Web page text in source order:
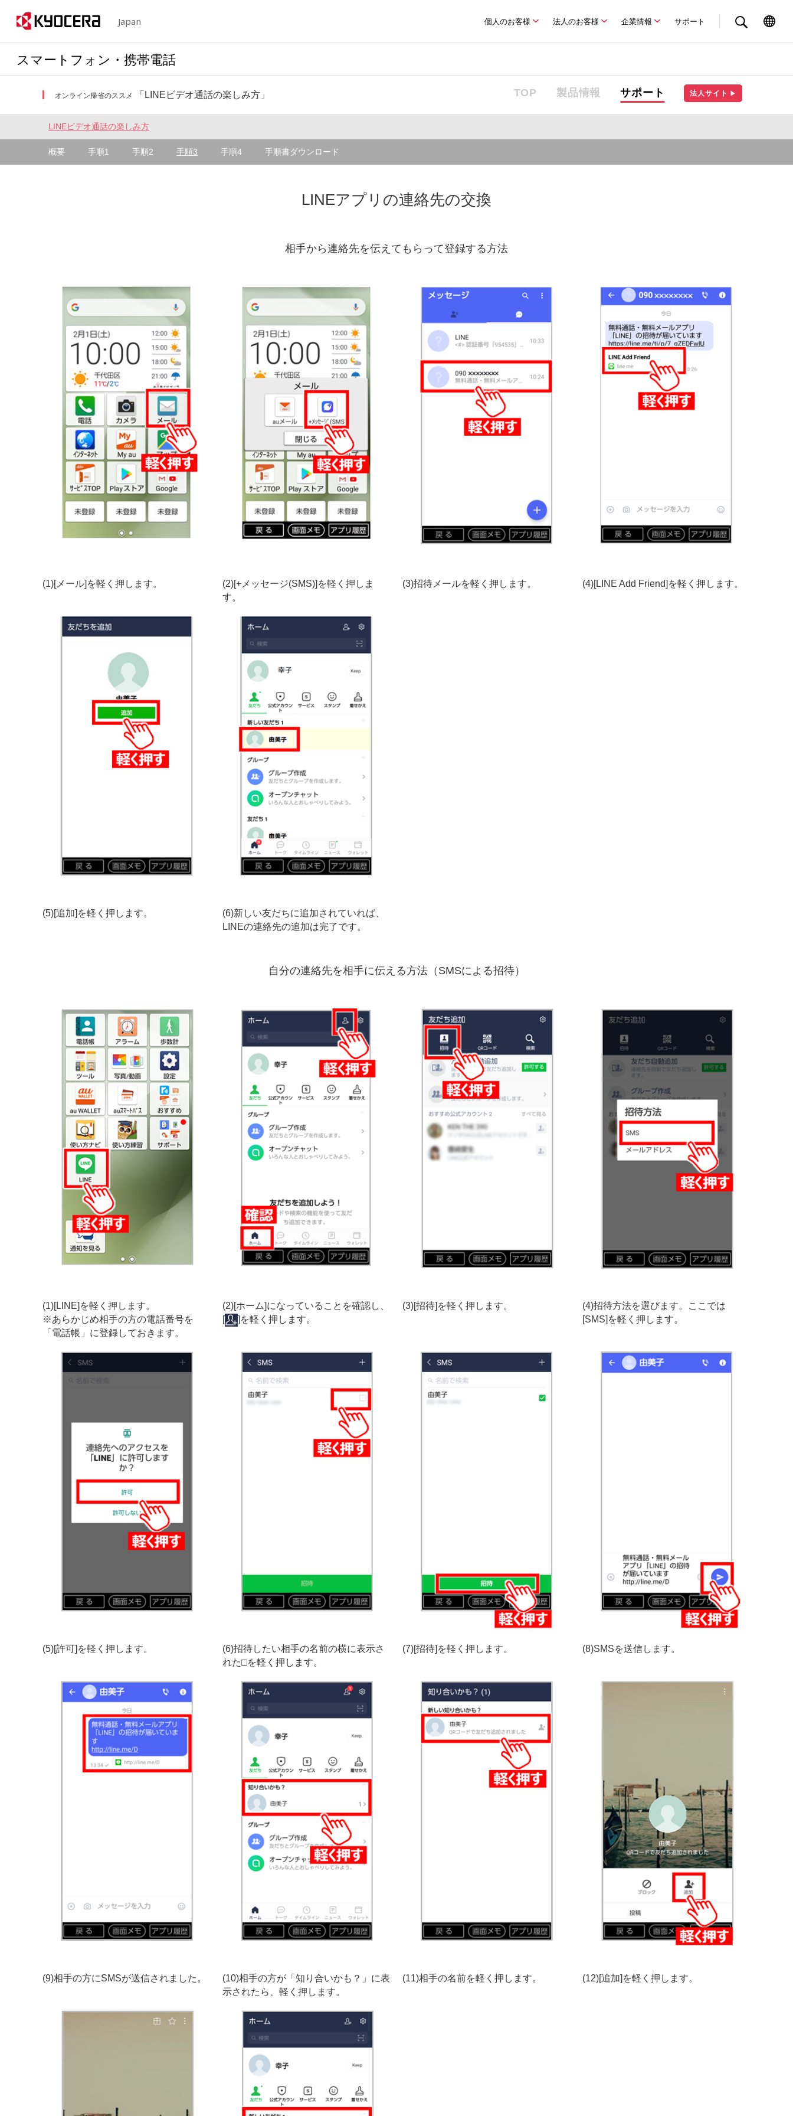
Japan 個人のお客様 法人のお客様 企業情報 サポート
スマートフォン・携帯電話
TOP 製品情報 サポート 法人サイト ▶
オンライン帰省のススメ 「LINEビデオ通話の楽しみ方」
LINEビデオ通話の楽しみ方
概要 手順1 手順2 手順3 手順4 手順書ダウンロード
LINEアプリの連絡先の交換
相手から連絡先を伝えてもらって登録する方法
(1)[メール]を軽く押します。
(2)[+メッセージ(SMS)]を軽く押しま
す。
(3)招待メールを軽く押します。 (4)[LINE Add Friend]を軽く押します。
(5)[追加]を軽く押します。
(6)新しい友だちに追加されていれば、
LINEの連絡先の追加は完了です。
自分の連絡先を相手に伝える方法（SMSによる招待）
(1)[LINE]を軽く押します。
※あらかじめ相手の方の電話番号を
「電話帳」に登録しておきます。
(2)[ホーム]になっていることを確認し、
[
]を軽く押します。
(3)[招待]を軽く押します。
(4)招待方法を選びます。ここでは
[SMS]を軽く押します。
(5)[許可]を軽く押します。
(6)招待したい相手の名前の横に表示さ
れた□を軽く押します。
(7)[招待]を軽く押します。 (8)SMSを送信します。
(9)相手の方にSMSが送信されました。
(10)相手の方が「知り合いかも？」に表
示されたら、軽く押します。
(11)相手の名前を軽く押します。 (12)[追加]を軽く押します。